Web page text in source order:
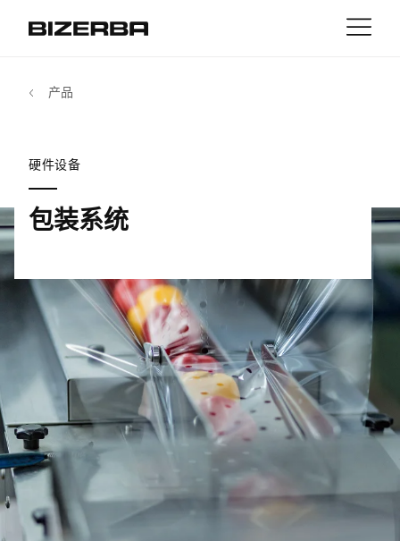
行业
服务与支持
公司
MyBizerba
cn
澳大利亚
非洲
全球网站
硬件设备
包装系统
产品